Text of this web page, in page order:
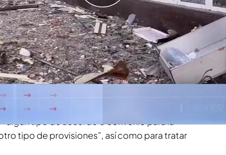
con Volodimir Zelenski en Ucrania.
inteligenciay seguridad nacional, explica el
presidente de Ucrania va a lograr su
para enfrentarse a Rusia.
de Zelenski y Sánchez es para que el
“fuera de toda la ronda europea”.
“algún tipo de acuerdo o convenio para la
tipo de provisiones”, así como para tratar